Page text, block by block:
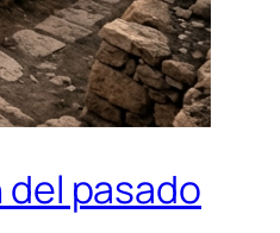
pasado